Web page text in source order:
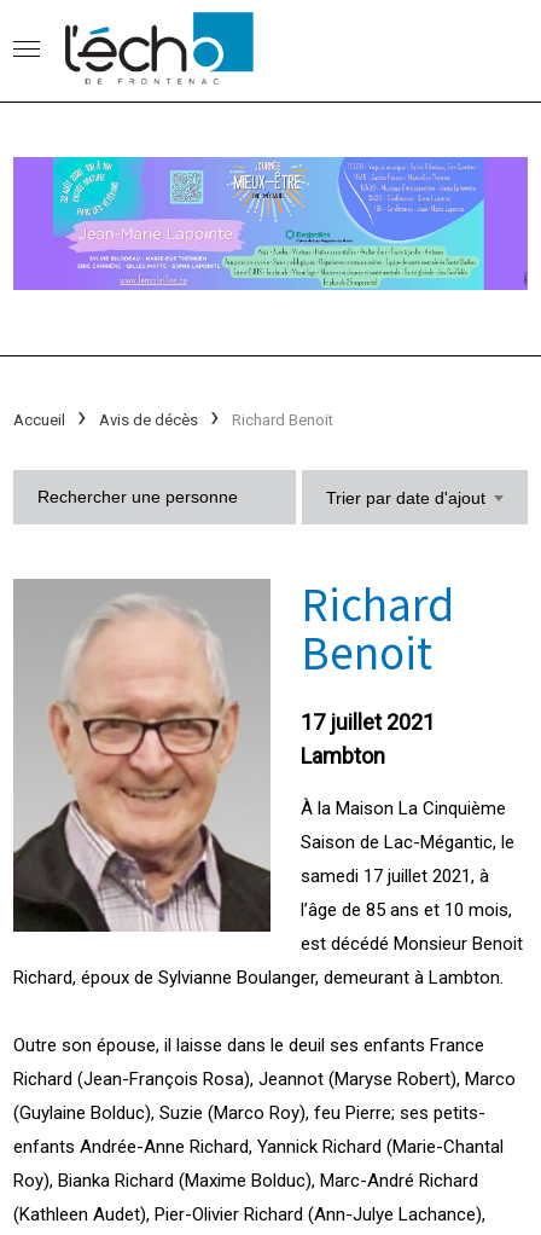
Accueil Avis de décès Richard Benoit
Trier par date d'ajout
Richard
Benoit
17 juillet 2021
Lambton
À la Maison La Cinquième
Saison de Lac-Mégantic, le
samedi 17 juillet 2021, à
l’âge de 85 ans et 10 mois,
est décédé Monsieur Benoit
Richard, époux de Sylvianne Boulanger, demeurant à Lambton.
Outre son épouse, il laisse dans le deuil ses enfants France
Richard (Jean-François Rosa), Jeannot (Maryse Robert), Marco
(Guylaine Bolduc), Suzie (Marco Roy), feu Pierre; ses petits-
enfants Andrée-Anne Richard, Yannick Richard (Marie-Chantal
Roy), Bianka Richard (Maxime Bolduc), Marc-André Richard
(Kathleen Audet), Pier-Olivier Richard (Ann-Julye Lachance),